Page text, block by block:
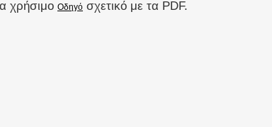
χρήσιμο Οδηγό σχετικό με τα PDF.